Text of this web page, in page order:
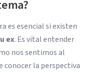
es esencial si existen
ex. Es vital entender
nos sentimos al
conocer la perspectiva